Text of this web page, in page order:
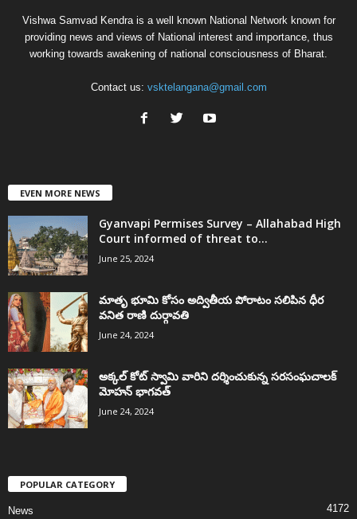
Vishwa Samvad Kendra is a well known National Network known for
providing news and views of National interest and importance, thus
working towards awakening of national consciousness of Bharat.
Contact us: vsktelangana@gmail.com
EVEN MORE NEWS
Gyanvapi Permises Survey – Allahabad High
Court informed of threat to...
June 25, 2024
మాతృ భూమి కోసం అద్వితీయ పోరాటం సలిపిన ధీర
వనిత రాణి దుర్గావతి
June 24, 2024
అక్కల్‌ కోట్‌ స్వామి వారిని దర్శించుకున్న సరసంఘచాలక్
మోహన్ భాగవత్
June 24, 2024
POPULAR CATEGORY
News 4172